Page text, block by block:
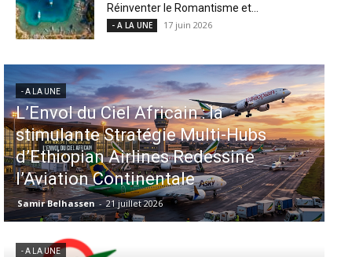
Réinventer le Romantisme et...
- A LA UNE 17 juin 2026
- A LA UNE
Aéroports US : les États-Unis
injectent 870 millions de
dans 339 projets, Los Angeles
Miami en tête
Samir Belhassen - 6 août 2026
- A LA UNE